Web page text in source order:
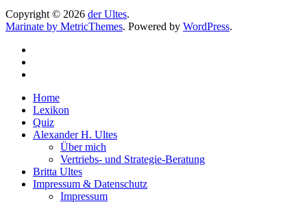
Copyright © 2026 der Ultes.
Marinate by MetricThemes. Powered by WordPress.
Home
Lexikon
Quiz
Alexander H. Ultes
Über mich
Vertriebs- und Strategie-Beratung
Britta Ultes
Impressum & Datenschutz
Impressum